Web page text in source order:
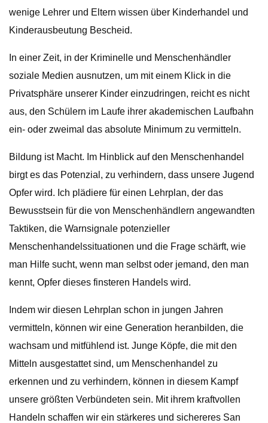
wenige Lehrer und Eltern wissen über Kinderhandel und
Kinderausbeutung Bescheid.
In einer Zeit, in der Kriminelle und Menschenhändler
soziale Medien ausnutzen, um mit einem Klick in die
Privatsphäre unserer Kinder einzudringen, reicht es nicht
aus, den Schülern im Laufe ihrer akademischen Laufbahn
ein- oder zweimal das absolute Minimum zu vermitteln.
Bildung ist Macht. Im Hinblick auf den Menschenhandel
birgt es das Potenzial, zu verhindern, dass unsere Jugend
Opfer wird. Ich plädiere für einen Lehrplan, der das
Bewusstsein für die von Menschenhändlern angewandten
Taktiken, die Warnsignale potenzieller
Menschenhandelssituationen und die Frage schärft, wie
man Hilfe sucht, wenn man selbst oder jemand, den man
kennt, Opfer dieses finsteren Handels wird.
Indem wir diesen Lehrplan schon in jungen Jahren
vermitteln, können wir eine Generation heranbilden, die
wachsam und mitfühlend ist. Junge Köpfe, die mit den
Mitteln ausgestattet sind, um Menschenhandel zu
erkennen und zu verhindern, können in diesem Kampf
unsere größten Verbündeten sein. Mit ihrem kraftvollen
Handeln schaffen wir ein stärkeres und sichereres San